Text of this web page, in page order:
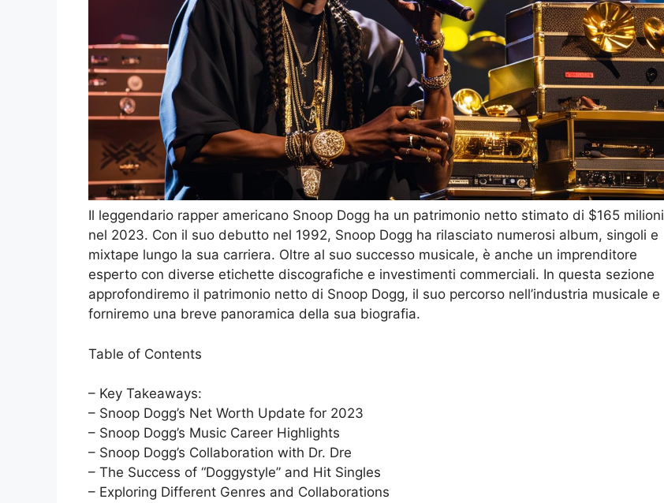
Il leggendario rapper americano Snoop Dogg ha un patrimonio netto stimato di $165 milioni
nel 2023. Con il suo debutto nel 1992, Snoop Dogg ha rilasciato numerosi album, singoli e
mixtape lungo la sua carriera. Oltre al suo successo musicale, è anche un imprenditore
esperto con diverse etichette discografiche e investimenti commerciali. In questa sezione
approfondiremo il patrimonio netto di Snoop Dogg, il suo percorso nell’industria musicale e
forniremo una breve panoramica della sua biografia.
Table of Contents
– Key Takeaways:
– Snoop Dogg’s Net Worth Update for 2023
– Snoop Dogg’s Music Career Highlights
– Snoop Dogg’s Collaboration with Dr. Dre
– The Success of “Doggystyle” and Hit Singles
– Exploring Different Genres and Collaborations